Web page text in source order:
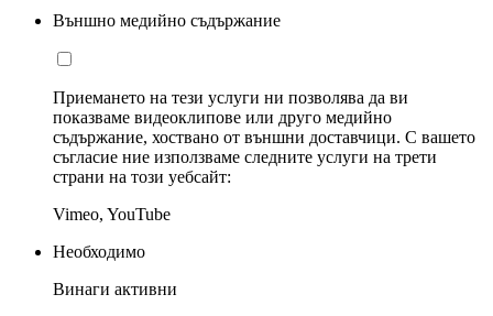
Външно медийно съдържание
Приемането на тези услуги ни позволява да ви
показваме видеоклипове или друго медийно
съдържание, хоствано от външни доставчици. С вашето
съгласие ние използваме следните услуги на трети
страни на този уебсайт:
Vimeo, YouTube
Необходимо
Винаги активни